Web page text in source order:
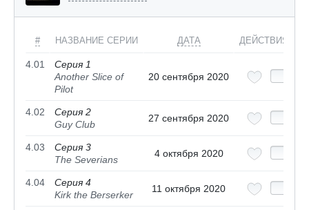
# НАЗВАНИЕ СЕРИИ ДАТА ДЕЙСТВИЯ
4.01
Серия 1
Another Slice of
Pilot
20 сентября 2020
4.02
Серия 2
Guy Club
27 сентября 2020
4.03
Серия 3
The Severians
4 октября 2020
4.04
Серия 4
Kirk the Berserker
11 октября 2020